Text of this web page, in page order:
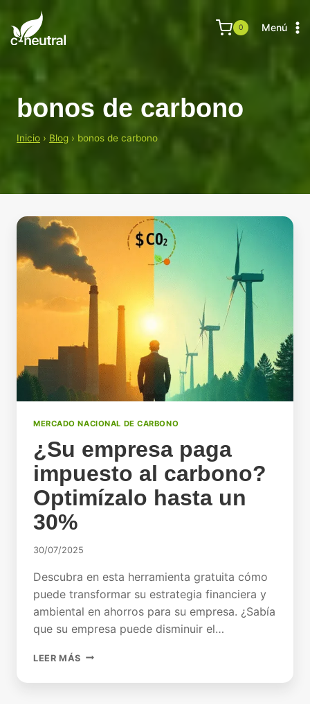
contenido
0 Menú
bonos de carbono
Inicio › Blog › bonos de carbono
MERCADO NACIONAL DE CARBONO
¿Su empresa paga
impuesto al carbono?
Optimízalo hasta un
30%
30/07/2025
Descubra en esta herramienta gratuita cómo
puede transformar su estrategia financiera y
ambiental en ahorros para su empresa. ¿Sabía
que su empresa puede disminuir el…
LEER MÁS ¿SU
PAGA